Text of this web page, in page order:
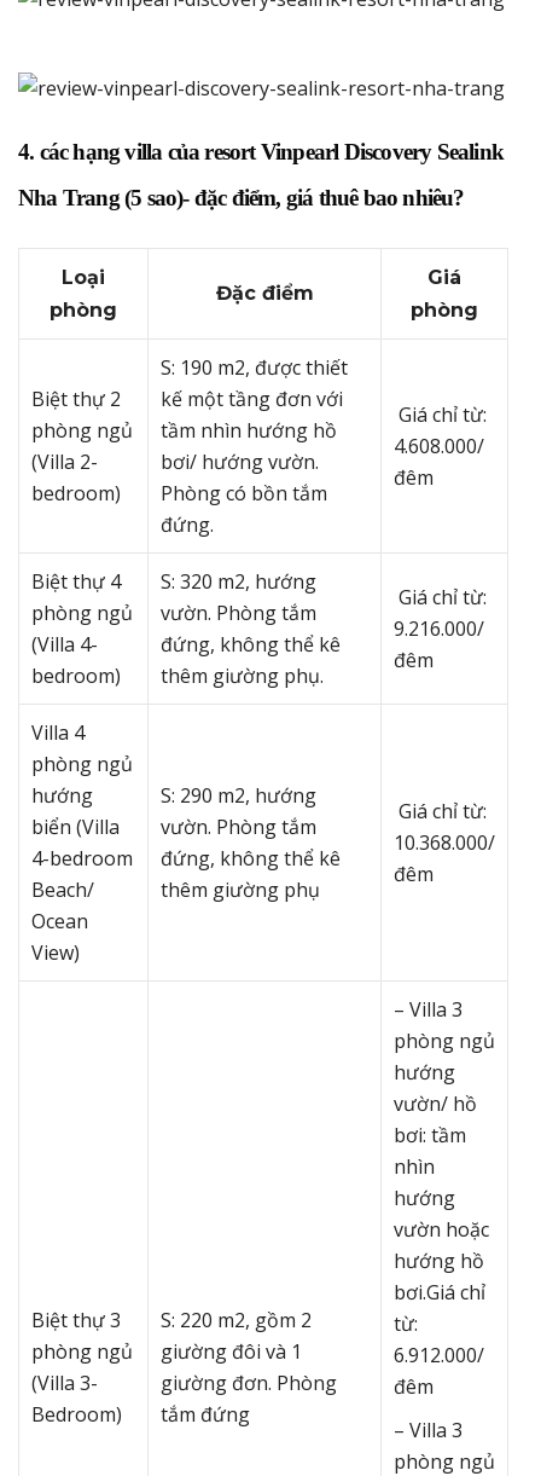
4. các hạng villa của resort Vinpearl Discovery Sealink
Nha Trang (5 sao)- đặc điểm, giá thuê bao nhiêu?
Loại
phòng
Đặc điểm
Giá
phòng
Biệt thự 2
phòng ngủ
(Villa 2-
bedroom)
S: 190 m2, được thiết
kế một tầng đơn với
tầm nhìn hướng hồ
bơi/ hướng vườn.
Phòng có bồn tắm
đứng.
Giá chỉ từ:
4.608.000/
đêm
Biệt thự 4
phòng ngủ
(Villa 4-
bedroom)
S: 320 m2, hướng
vườn. Phòng tắm
đứng, không thể kê
thêm giường phụ.
Giá chỉ từ:
9.216.000/
đêm
Villa 4
phòng ngủ
hướng
biển (Villa
4-bedroom
Beach/
Ocean
View)
S: 290 m2, hướng
vườn. Phòng tắm
đứng, không thể kê
thêm giường phụ
Giá chỉ từ:
10.368.000/
đêm
Biệt thự 3
phòng ngủ
(Villa 3-
Bedroom)
S: 220 m2, gồm 2
giường đôi và 1
giường đơn. Phòng
tắm đứng
– Villa 3
phòng ngủ
hướng
vườn/ hồ
bơi: tầm
nhìn
hướng
vườn hoặc
hướng hồ
bơi.Giá chỉ
từ:
6.912.000/
đêm
– Villa 3
phòng ngủ